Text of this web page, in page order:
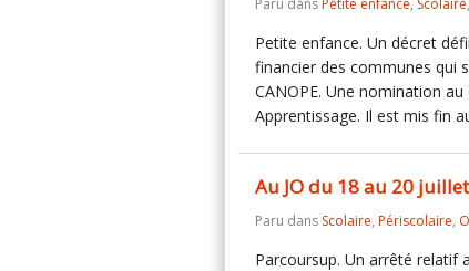
Paru dansPetite enfance, Scolaire,
Petite enfance. Un décret
financier des communes qui
CANOPE. Une nomination
Apprentissage. Il est mis fin
Au JO du 18 au 20 juillet
Paru dans Scolaire, Périscolaire,
Parcoursup. Un arrêté relatif